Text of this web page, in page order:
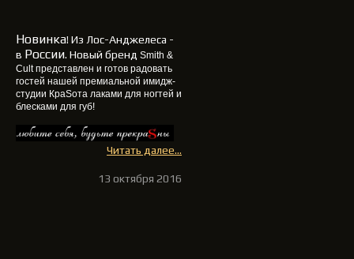
Новинка! Из Лос-Анджелеса -
в России. Новый бренд Smith &
Cult представлен и готов радовать
гостей нашей премиальной имидж-
студии КраSота лаками для ногтей и
блесками для губ!
Читать далее...
13 октября 2016